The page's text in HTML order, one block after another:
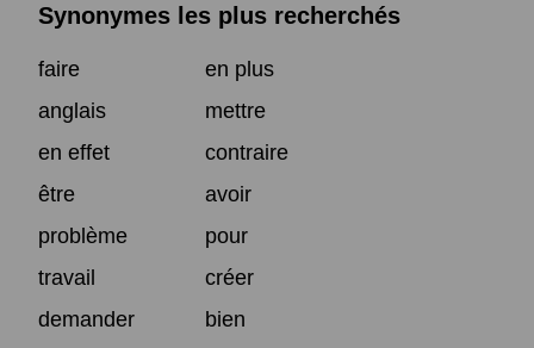
Synonymes les plus recherchés
faire
en plus
anglais
mettre
en effet
contraire
être
avoir
problème
pour
travail
créer
demander
bien